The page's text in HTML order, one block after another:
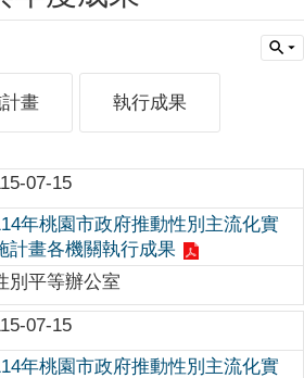
畫 執行成果
07-15
年桃園市政府推動性別主流化實
計畫各機關執行成果
別平等辦公室
07-15
年桃園市政府推動性別主流化實